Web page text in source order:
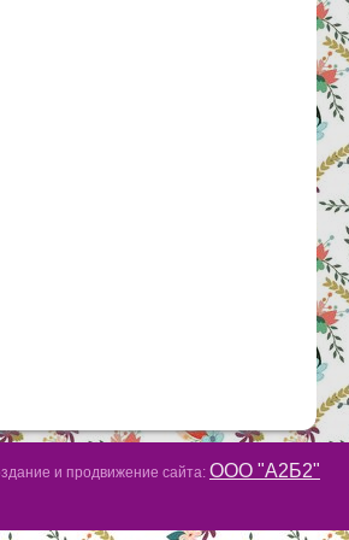
и продвижение сайта: ООО "А2Б2"